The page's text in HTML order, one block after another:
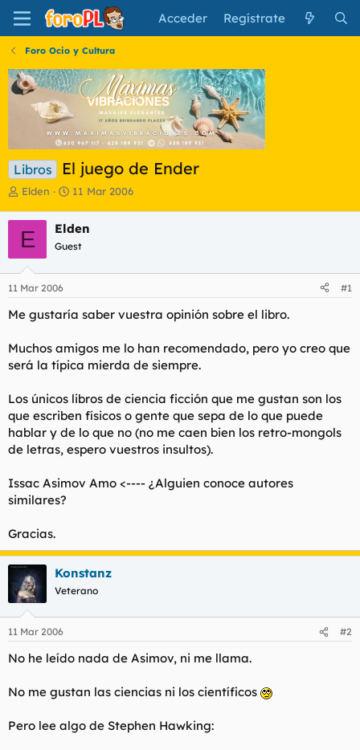
Acceder Regístrate
Foro Ocio y Cultura
Libros El juego de Ender
I
i
c
i
a
d
o
d
l
t
a
Elden
F
h
a
e
i
i
o
11 Mar 2006
E Elden
Guest
11 Mar 2006 #1
Me gustaría saber vuestra opinión sobre el libro.
Muchos amigos me lo han recomendado, pero yo creo que
será la típica mierda de siempre.
Los únicos libros de ciencia ficción que me gustan son los
que escriben físicos o gente que sepa de lo que puede
hablar y de lo que no (no me caen bien los retro-mongols
de letras, espero vuestros insultos).
Issac Asimov Amo <---- ¿Alguien conoce autores
similares?
Gracias.
Konstanz
Veterano
11 Mar 2006 #2
No he leído nada de Asimov, ni me llama.
No me gustan las ciencias ni los científicos
Pero lee algo de Stephen Hawking: